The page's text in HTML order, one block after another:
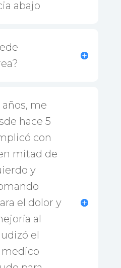
abajo
años, me
hace 5
con
mitad de
y
el dolor y
al
el
medico